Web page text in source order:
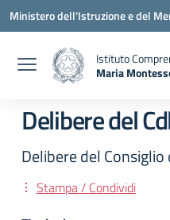
Vai ai contenuti
Vai al menu di navigazione
Vai al footer
Ministero dell'Istruzione e del
Istituto
Maria
Delibere del
Delibere del
Stampa / Condividi